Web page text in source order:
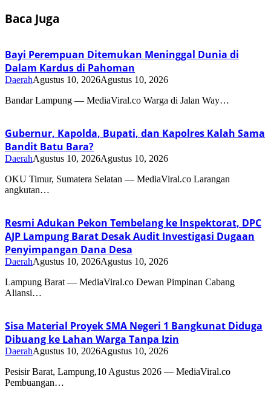
Baca Juga
Bayi Perempuan Ditemukan Meninggal Dunia di
Dalam Kardus di Pahoman
DaerahAgustus 10, 2026Agustus 10, 2026
Bandar Lampung — MediaViral.co Warga di Jalan Way…
Gubernur, Kapolda, Bupati, dan Kapolres Kalah Sama
Bandit Batu Bara?
DaerahAgustus 10, 2026Agustus 10, 2026
OKU Timur, Sumatera Selatan — MediaViral.co Larangan
angkutan…
Resmi Adukan Pekon Tembelang ke Inspektorat, DPC
AJP Lampung Barat Desak Audit Investigasi Dugaan
Penyimpangan Dana Desa
DaerahAgustus 10, 2026Agustus 10, 2026
Lampung Barat — MediaViral.co Dewan Pimpinan Cabang
Aliansi…
Sisa Material Proyek SMA Negeri 1 Bangkunat Diduga
Dibuang ke Lahan Warga Tanpa Izin
DaerahAgustus 10, 2026Agustus 10, 2026
Pesisir Barat, Lampung,10 Agustus 2026 — MediaViral.co
Pembuangan…